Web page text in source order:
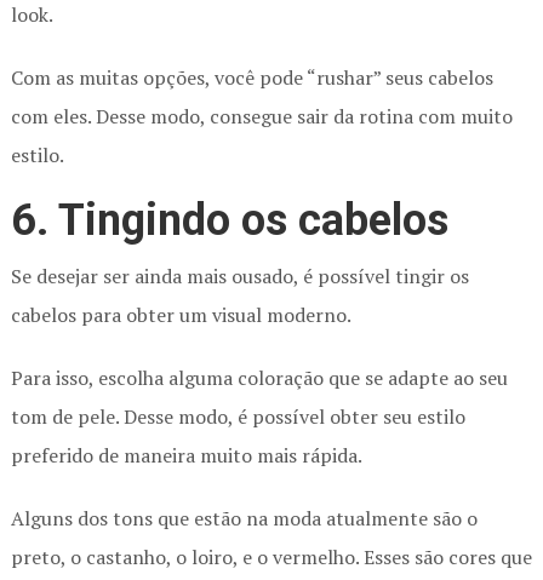
look.
Com as muitas opções, você pode “rushar” seus cabelos
com eles. Desse modo, consegue sair da rotina com muito
estilo.
6. Tingindo os cabelos
Se desejar ser ainda mais ousado, é possível tingir os
cabelos para obter um visual moderno.
Para isso, escolha alguma coloração que se adapte ao seu
tom de pele. Desse modo, é possível obter seu estilo
preferido de maneira muito mais rápida.
Alguns dos tons que estão na moda atualmente são o
preto, o castanho, o loiro, e o vermelho. Esses são cores que